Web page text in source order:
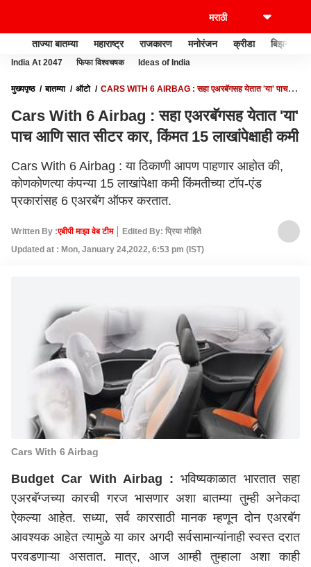
ताज्या बातम्या महाराष्ट्र राजकारण मनोरंजन क्रीडा बिझनेस
India At 2047 फिफा विश्वचषक Ideas of India
मुख्यपृष्ठ बातम्या ऑटो
CARS WITH 6 AIRBAG : सहा एअरबॅगसह येतात 'या' पाच
Cars With 6 Airbag : सहा एअरबॅगसह येतात 'या'
पाच आणि सात सीटर कार, किंमत 15 लाखांपेक्षाही कमी
Cars With 6 Airbag : या ठिकाणी आपण पाहणार आहोत की,
कोणकोणत्या कंपन्या 15 लाखांपेक्षा कमी किंमतीच्या टॉप-एंड
प्रकारांसह 6 एअरबॅग ऑफर करतात.
Written By :एबीपी माझा वेब टीम
Edited By: प्रिया मोहिते
Updated at : Mon, January 24,2022, 6:53 pm (IST)
Cars With 6 Airbag
Budget Car With Airbag : भविष्यकाळात भारतात सहा
एअरबॅग्जच्या कारची गरज भासणार अशा बातम्या तुम्ही अनेकदा
ऐकल्या आहेत. सध्या, सर्व कारसाठी मानक म्हणून दोन एअरबॅग
आवश्यक आहेत त्यामुळे या कार अगदी सर्वसामान्यांनाही स्वस्त दरात
परवडणाऱ्या असतात. मात्र, आज आम्ही तुम्हाला अशा काही